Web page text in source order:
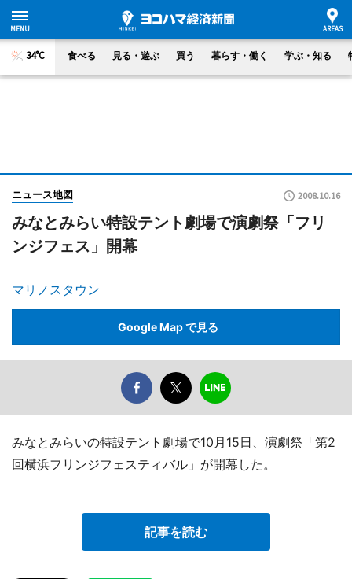
34°C 食べる 見る・遊ぶ 買う 暮らす・働く 学ぶ・知る
ニュース地図 2008.10.16
みなとみらい特設テント劇場で演劇祭「フリ
ンジフェス」開幕
マリノスタウン
Google Map で見る
みなとみらいの特設テント劇場で10月15日、演劇祭「第2
回横浜フリンジフェスティバル」が開幕した。
記事を読む